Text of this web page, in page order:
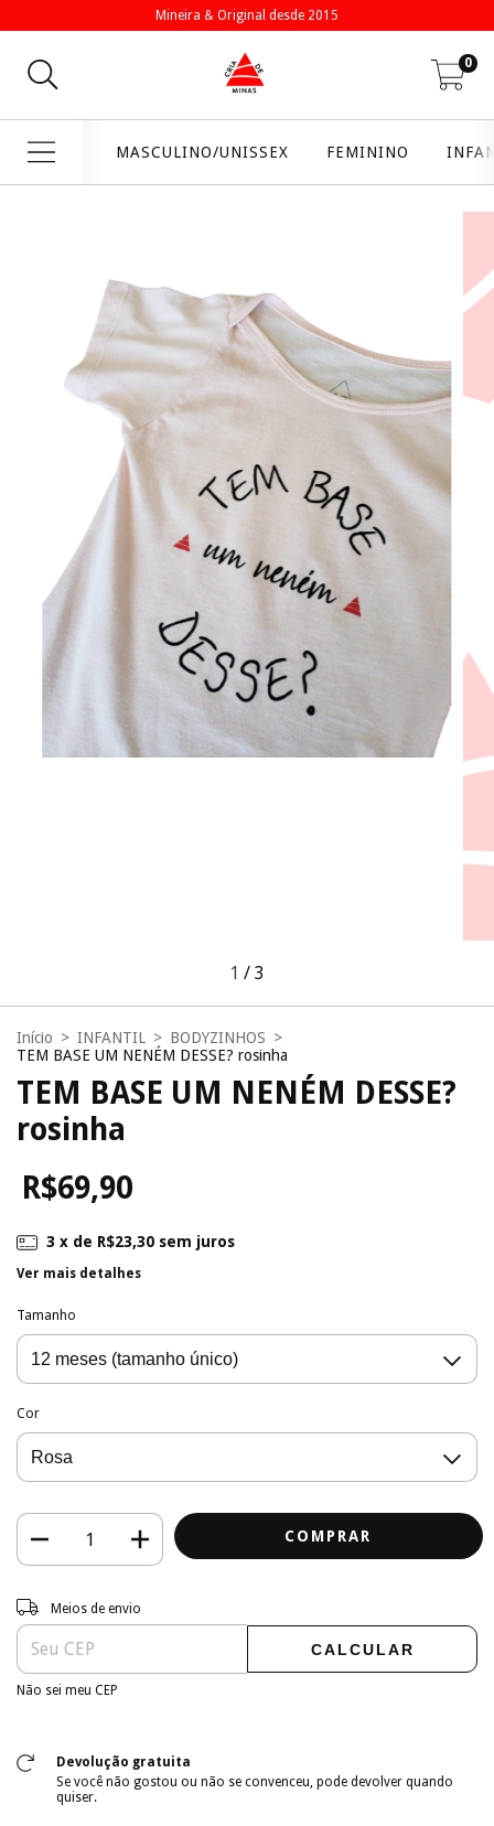
Mineira & Original desde 2015
0
MASCULINO/UNISSEX FEMININO
1 / 3
Início > INFANTIL > BODYZINHOS >
TEM BASE UM NENÉM DESSE? rosinha
TEM BASE UM NENÉM DESSE?
rosinha
R$69,90
3 x de R$23,30 sem juros
Ver mais detalhes
Tamanho
Cor
Entregas para o CEP:
Meios de envio
CALCULAR
Não sei meu CEP
Devolução gratuita
Se você não gostou ou não se convenceu, pode devolver quando
quiser.